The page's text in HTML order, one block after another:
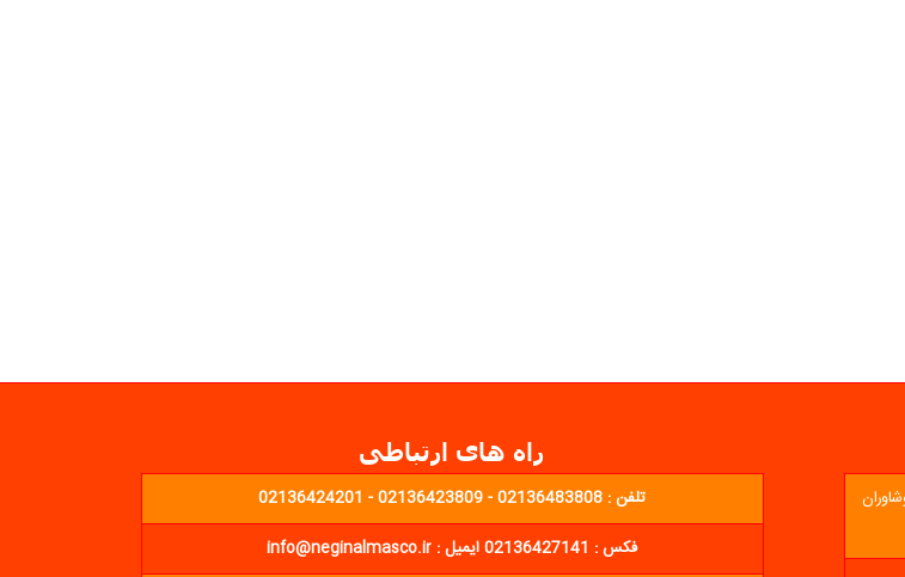
راه های ارتباطی
تلفن : 02136483808 - 02136423809 - 02136424201
فکس : 02136427141 ایمیل : info@neginalmasco.ir